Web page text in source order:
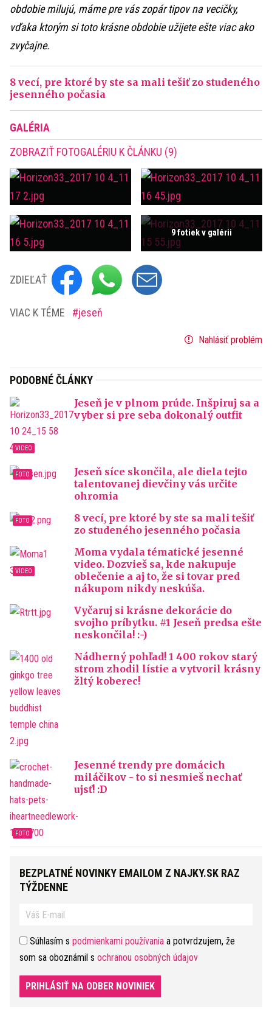
obdobie milujú, máme pre vás zopár tipov na vecičky,
vďaka ktorým si toto krásne obdobie užijete ešte viac ako
zvyčajne.
8 vecí, pre ktoré by ste sa mali tešiť zo studeného
jesenného počasia
GALÉRIA
ZOBRAZIŤ FOTOGALÉRIU K ČLÁNKU (9)
9 fotiek v galérii
ZDIEĽAŤ
VIAC K TÉME jeseň
Nahlásiť problém
PODOBNÉ ČLÁNKY
Jeseň je v plnom prúde. Inšpiruj sa a
vyber si pre seba dokonalý outfit
Jeseň síce skončila, ale diela tejto
talentovanej dievčiny vás určite
ohromia
8 vecí, pre ktoré by ste sa mali tešiť
zo studeného jesenného počasia
Moma vydala tématické jesenné
video. Dozvieš sa, kde nakupuje
oblečenie a aj to, že si tovar pred
nákupom nikdy neskúša.
Vyčaruj si krásne dekorácie do
svojho príbytku. #1 Jeseň predsa ešte
neskončila! :-)
Nádherný pohľad! 1 400 rokov starý
strom zhodil lístie a vytvoril krásny
žltý koberec!
Jesenné trendy pre domácich
miláčikov - to si nesmieš nechať
ujsť! :D
BEZPLATNÉ NOVINKY EMAILOM Z NAJKY.SK RAZ
TÝŽDENNE
Súhlasím s podmienkami používania a potvrdzujem, že
som sa oboznámil s ochranou osobných údajov
PRIHLÁSIŤ NA ODBER NOVINIEK